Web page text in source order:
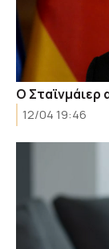
Ο Σταϊνμάιερ
12/04 19:46